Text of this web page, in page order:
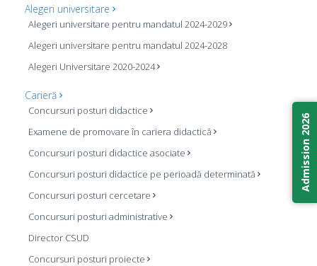
Alegeri universitare
Alegeri universitare pentru mandatul 2024-2029
Alegeri universitare pentru mandatul 2024-2028
Alegeri Universitare 2020-2024
Carieră
Concursuri posturi didactice
Examene de promovare în cariera didactică
Concursuri posturi didactice asociate
Concursuri posturi didactice pe perioadă determinată
Concursuri posturi cercetare
Concursuri posturi administrative
Director CSUD
Concursuri posturi proiecte
Admission 2026